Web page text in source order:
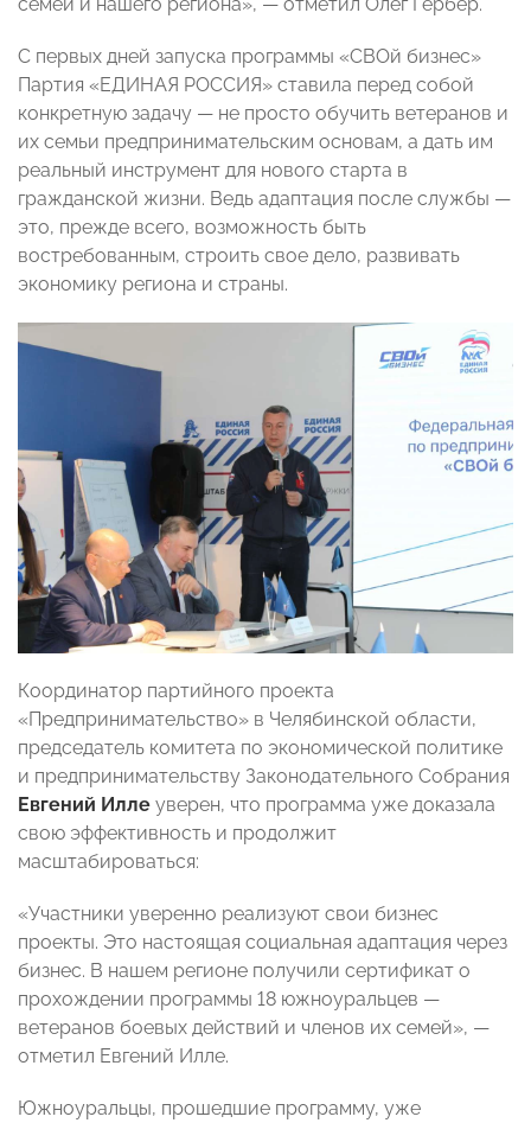
семей и нашего региона», — отметил Олег Гербер.
С первых дней запуска программы «СВОй бизнес»
Партия «ЕДИНАЯ РОССИЯ» ставила перед собой
конкретную задачу — не просто обучить ветеранов и
их семьи предпринимательским основам, а дать им
реальный инструмент для нового старта в
гражданской жизни. Ведь адаптация после службы —
это, прежде всего, возможность быть
востребованным, строить свое дело, развивать
экономику региона и страны.
Координатор партийного проекта
«Предпринимательство» в Челябинской области,
председатель комитета по экономической политике
и предпринимательству Законодательного Собрания
Евгений Илле уверен, что программа уже доказала
свою эффективность и продолжит
масштабироваться:
«Участники уверенно реализуют свои бизнес
проекты. Это настоящая социальная адаптация через
бизнес. В нашем регионе получили сертификат о
прохождении программы 18 южноуральцев —
ветеранов боевых действий и членов их семей», —
отметил Евгений Илле.
Южноуральцы, прошедшие программу, уже